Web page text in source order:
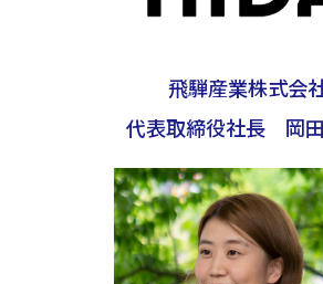
飛騨産業株式会
代表取締役社長 岡